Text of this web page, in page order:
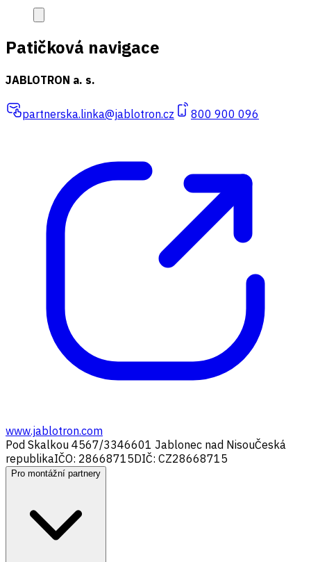
Patičková navigace
JABLOTRON a. s.
partnerska.linka@jablotron.cz 800 900 096
www.jablotron.com
Pod Skalkou 4567/3346601 Jablonec nad NisouČeská
republikaIČO: 28668715DIČ: CZ28668715
Pro montážní partnery